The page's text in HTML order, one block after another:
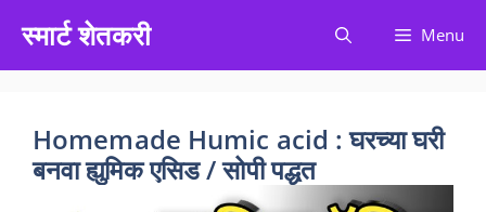
content
स्मार्ट शेतकरी Menu
Homemade Humic acid : घरच्या घरी
बनवा ह्युमिक एसिड / सोपी पद्धत